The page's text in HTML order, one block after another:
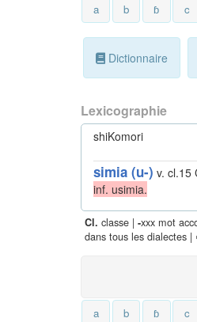
a b ɓ c
Dictionnaire
Lexicographie
shiKomori
simia (u-) v. cl.15
inf. usimia.
Cl. classe | -xxx mot
dans tous les dialectes |
a b ɓ c